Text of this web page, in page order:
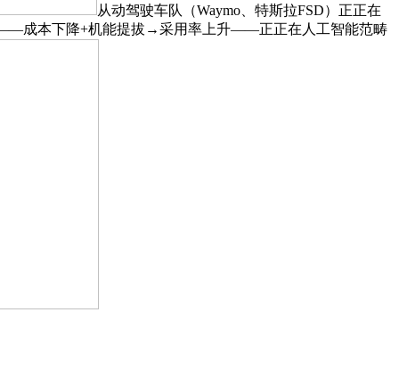
从动驾驶车队（Waymo、特斯拉FSD）正正在
——成本下降+机能提拔→采用率上升——正正在人工智能范畴